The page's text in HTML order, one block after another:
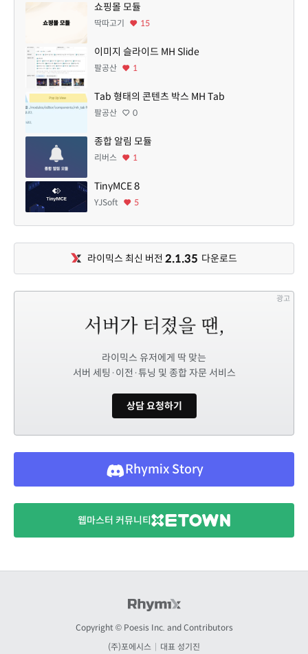
쇼핑몰 모듈
딱따고기 15
이미지 슬라이드 MH Slide
팔공산 1
Tab 형태의 콘텐츠 박스 MH Tab
팔공산 0
종합 알림 모듈
리버스 1
TinyMCE 8
YJSoft 5
라이믹스 최신 버전 2.1.35 다운로드
광고
라이믹스 유저에게 딱 맞는
서버 세팅·이전·튜닝 및 종합 자문 서비스
상담 요청하기
Rhymix Story
웹마스터 커뮤니티
Copyright © Poesis Inc. and Contributors
(주)포에시스
대표 성기진